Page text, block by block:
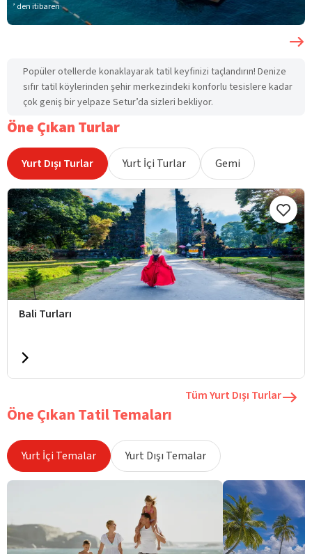
’ den itibaren
Popüler otellerde konaklayarak tatil keyfinizi taçlandırın! Denize
sıfır tatil köylerinden şehir merkezindeki konforlu tesislere kadar
çok geniş bir yelpaze Setur’da sizleri bekliyor.
Öne Çıkan Turlar
Yurt Dışı Turlar Yurt İçi Turlar Gemi
Bali Turları
Tüm Yurt Dışı Turlar
Öne Çıkan Tatil Temaları
Yurt İçi Temalar Yurt Dışı Temalar